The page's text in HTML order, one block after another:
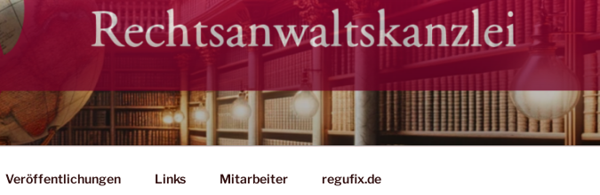
Veröffentlichungen Links Mitarbeiter regufix.de